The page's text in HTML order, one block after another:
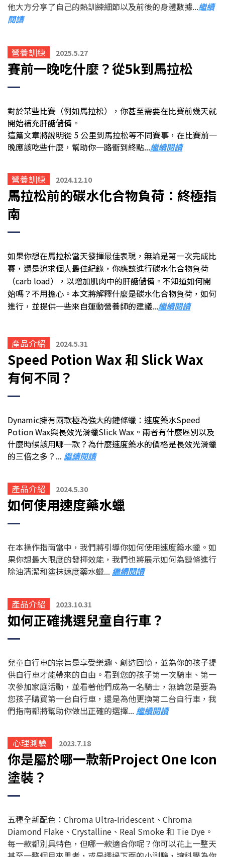
他大方分享了自己的熱訓練細節以及前後的身體數據...繼續
閱讀
營養訓練 2025.5.27
賽前一晚吃什麼？從5k到馬拉松
對於某些比賽（例如馬拉松），你甚至需要在比賽前幾天就
開始補充肝醣儲備。
這篇文章將說明從 5 公里到馬拉松等不同賽事，在比賽前一
晚應該吃些什麼，幫助你一路衝到終點...繼續閱讀
營養訓練 2024.12.10
馬拉松前的碳水化合物負荷：終極指
南
如果你想在馬拉松當天發揮最佳表現，無論是第一次完成比
賽，還是追求個人最佳紀錄， 你應該進行碳水化合物負荷
（carb load），以增加肌肉中的肝醣儲備。 不知道如何開
始嗎？不用擔心。本文將解釋什麼是碳水化合物負荷，如何
進行，並提供一些來自運動營養師的建議...繼續閱讀
產品介紹 2024.5.31
Speed Potion Wax 和 Slick Ｗax
有何不同？
Dynamic擁有兩款極為強大的鏈條蠟：速度藥水Speed
Potion Wax與長效光滑蠟Slick Wax。兩者有什麼區別以及
什麼時候該用哪一款？為什麼速度藥水的價格是長效光滑蠟
的三倍之多？... 繼續閱讀
產品介紹 2024.5.30
如何使用速度藥水蠟
在本操作指南當中，我們將引導你如何使用速度藥水蠟。如
果你想最大限度的發揮效能，我們也將展示如何為鏈條進行
除油清潔和塗抹速度藥水蠟... 繼續閱讀
產品介紹 2023.10.31
如何正確挑選兒童自行車？
兒童自行車的宗旨是享受樂趣、創造回憶，並為你的孩子提
供自行車才能帶來的自由。看到您的孩子第一次騎車、第一
次參加家庭活動，並看著他們成為一名騎士，無論您是要為
您孩子購買第一台自行車，還是為他更換第二台自行車，我
們指南都將幫助你做出正確的選擇... 繼續閱讀
心理測驗 2023.7.18
你是屬於哪一款新Project One Icon
塗裝？
五種全新配色：Chroma Ultra-Iridescent、Chroma
Diamond Flake、Crystalline、Real Smoke 和 Tie Dye。
每一款都別具特色，但哪一款適合你呢？你可以花上一整天